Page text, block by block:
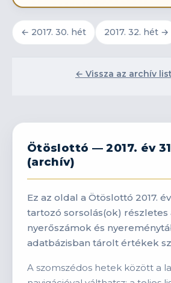
← 2017. 30. hét 2017. 32. hét →
← Vissza az archív
Ötöslottó — 2017. év
(archív)
Ez az oldal a Ötöslottó 2017.
tartozó sorsolás(ok) részletes
nyerőszámok és
adatbázisban tárolt értékek
A szomszédos hetek között a